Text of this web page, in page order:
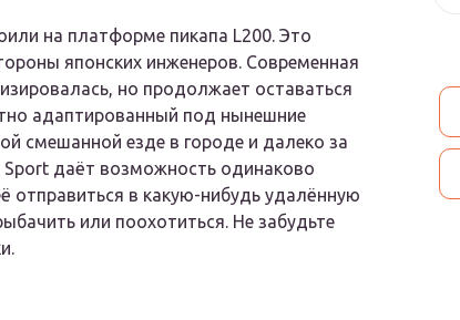
на платформе пикапа L200. Это
японских инженеров. Современная
но продолжает оставаться
адаптированный под нынешние
смешанной езде в городе и далеко за
даёт возможность одинаково
отправиться в какую-нибудь удалённую
или поохотиться. Не забудьте